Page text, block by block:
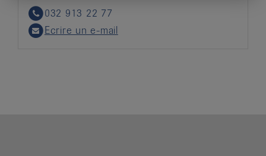
Phone032 913 22 77
EmailEcrire un e-mail